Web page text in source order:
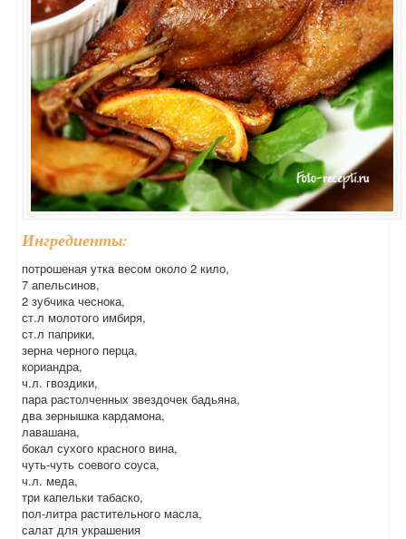
Ингредиенты:
потрошеная утка весом около 2 кило,
7 апельсинов,
2 зубчика чеснока,
ст.л молотого имбиря,
ст.л паприки,
зерна черного перца,
кориандра,
ч.л. гвоздики,
пара растолченных звездочек бадьяна,
два зернышка кардамона,
лавашана,
бокал сухого красного вина,
чуть-чуть соевого соуса,
ч.л. меда,
три капельки табаско,
пол-литра растительного масла,
салат для украшения